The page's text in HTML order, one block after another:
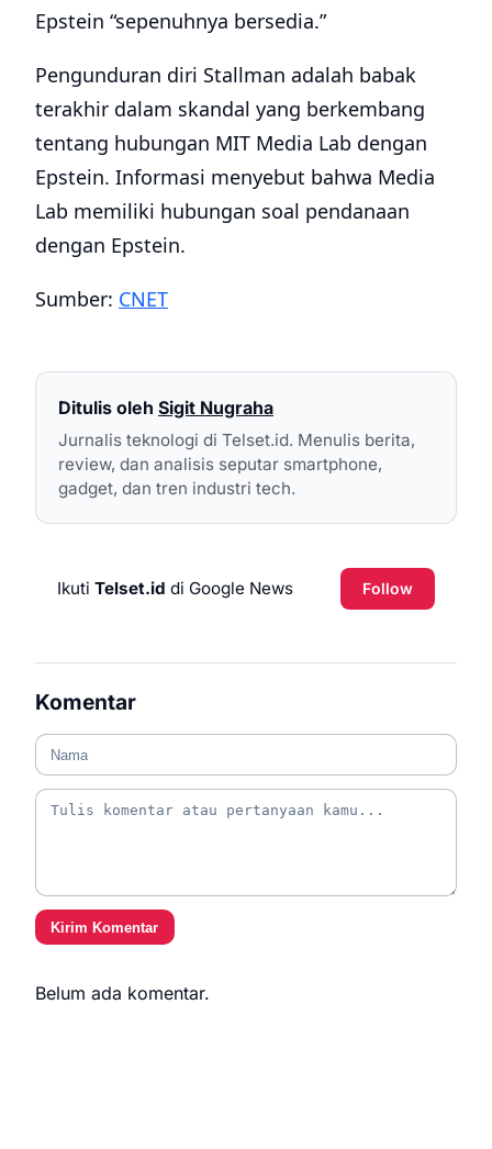
Epstein “sepenuhnya bersedia.”
Pengunduran diri Stallman adalah babak
terakhir dalam skandal yang berkembang
tentang hubungan MIT Media Lab dengan
Epstein. Informasi menyebut bahwa Media
Lab memiliki hubungan soal pendanaan
dengan Epstein.
Sumber: CNET
Ditulis oleh Sigit Nugraha
Jurnalis teknologi di Telset.id. Menulis berita,
review, dan analisis seputar smartphone,
gadget, dan tren industri tech.
Ikuti Telset.id di Google News Follow
Komentar
Kirim Komentar
Belum ada komentar.